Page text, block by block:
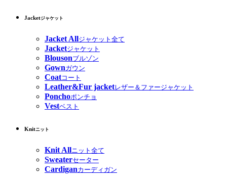
Jacketジャケット
Jacket Allジャケット全て
Jacketジャケット
Blousonブルゾン
Gownガウン
Coatコート
Leather&Fur jacketレザー＆ファージャケット
Ponchoポンチョ
Vestベスト
Knitニット
Knit Allニット全て
Sweaterセーター
Cardiganカーディガン